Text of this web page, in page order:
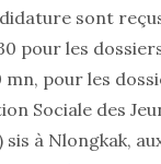
sont
pour les
pour les
Sociale des
à Nlongkak,